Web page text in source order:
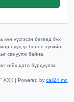
хүн үүсгэсэн бөгөөд бүх
нууц үг болон хувийн
сануулж байна.
хийх дата бүрдүүлэх
ХХК | Powered by call24.mn